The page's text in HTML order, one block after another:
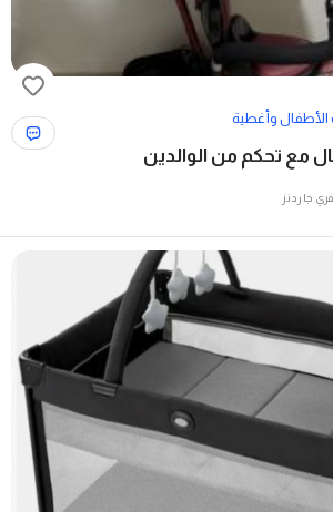
الأطفال وأغطية
مع تحكم من الوالدين